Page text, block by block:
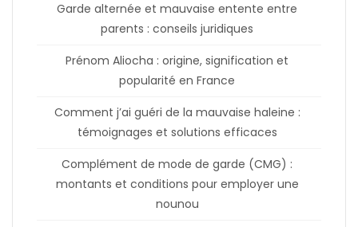
Garde alternée et mauvaise entente entre
parents : conseils juridiques
Prénom Aliocha : origine, signification et
popularité en France
Comment j’ai guéri de la mauvaise haleine :
témoignages et solutions efficaces
Complément de mode de garde (CMG) :
montants et conditions pour employer une
nounou